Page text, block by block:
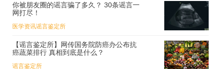
你被朋友圈的谣言骗了多久？ 30条谣言一
网打尽！
医学资讯谣言鉴定所
【谣言鉴定所】网传国务院防癌办公布抗
癌蔬菜排行 真相到底是什么？
谣言鉴定所